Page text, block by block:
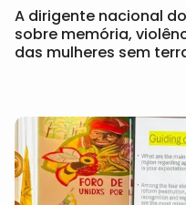
A dirigente nacional
sobre memória,
das mulheres sem